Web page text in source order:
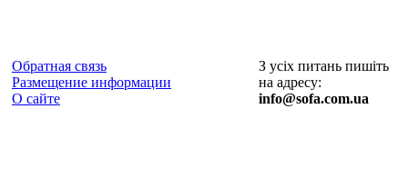
Обратная связь
Размещение информации
О сайте
З усіх питань пишіть
на адресу:
info@sofa.com.ua